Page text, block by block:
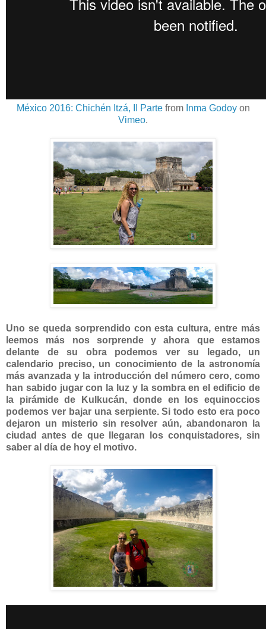
México 2016: Chichén Itzá, II Partefrom Inma Godoyon
Vimeo.
Uno se queda sorprendido con esta cultura, entre más
leemos más nos sorprende y ahora que estamos
delante de su obra podemos ver su legado, un
calendario preciso, un conocimiento de la astronomía
más avanzada y la introducción del número cero, como
han sabido jugar con la luz y la sombra en el edificio de
la pirámide de Kulkucán, donde en los equinoccios
podemos ver bajar una serpiente. Si todo esto era poco
dejaron un misterio sin resolver aún, abandonaron la
ciudad antes de que llegaran los conquistadores, sin
saber al día de hoy el motivo.